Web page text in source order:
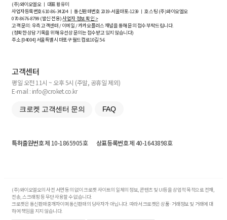
(주)와이오엘오 ㅣ 대표 황유미
사업자등록번호610-86-34204ㅣ 통신판매번호 2019-서울마포-1239 ㅣ 호스팅 (주)와이오엘오
070-8676-8799 (발신 전용)사업자 정보 확인 >
고객 문의: 우측 고객센터 / 이메일 / 카카오플러스 채널을 통해 문의 접수 부탁드립니다.
(정확한 상담 기록을 위해 유선상 문의는 접수받고 있지 않습니다)
주소 [04004] 서울특별시 마포구 월드컵로10길5-6
고객센터
평일 오전 11시 ~ 오후 5시 (주말, 공휴일 제외)
E-mail : info@croket.co.kr
크로켓 고객센터 문의 FAQ
특허출원번호제 10-1865905호 상표등록번호제 40-1643898호
(주)와이오엘오의 사전 서면 동의 없이 크로켓 사이트의 일체의 정보, 콘텐츠 및 UI등을 상업적 목적으로 전재,
전송, 스크래핑 등 무단 사용할 수 없습니다.
크로켓은 통신판매중개자이며 통신판매의 당사자가 아닙니다. 따라서 크로켓은 상품·거래정보 및 거래에 대
하여 책임을 지지 않습니다.